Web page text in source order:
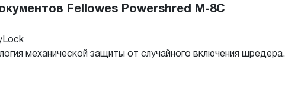
Fellowes Powershred M-8C
механической защиты от случайного включения шредера.